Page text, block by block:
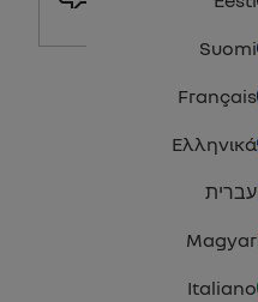
Suomi
Français
Ελληνικά
עברית
Magyar
Italiano